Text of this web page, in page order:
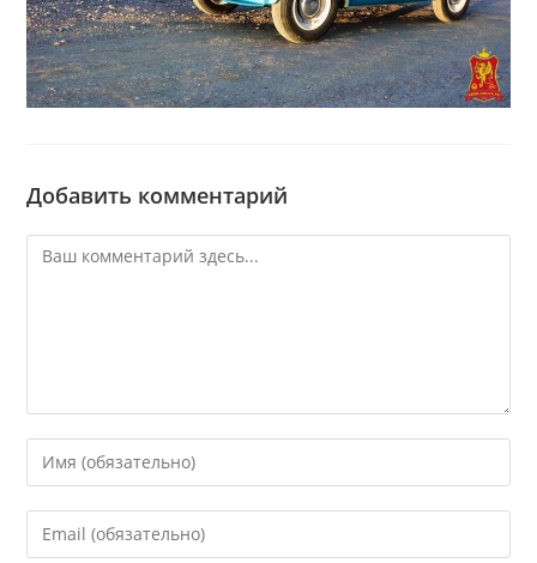
Добавить комментарий
Комментарий
Введите
свое
имя
или
Введите
свой